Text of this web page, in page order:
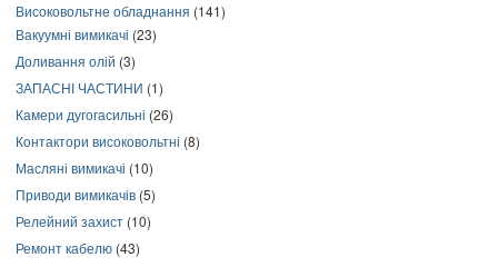
Високовольтне обладнання (141)
Вакуумні вимикачі (23)
Доливання олій (3)
ЗАПАСНІ ЧАСТИНИ (1)
Камери дугогасильні (26)
Контактори високовольтні (8)
Масляні вимикачі (10)
Приводи вимикачів (5)
Релейний захист (10)
Ремонт кабелю (43)